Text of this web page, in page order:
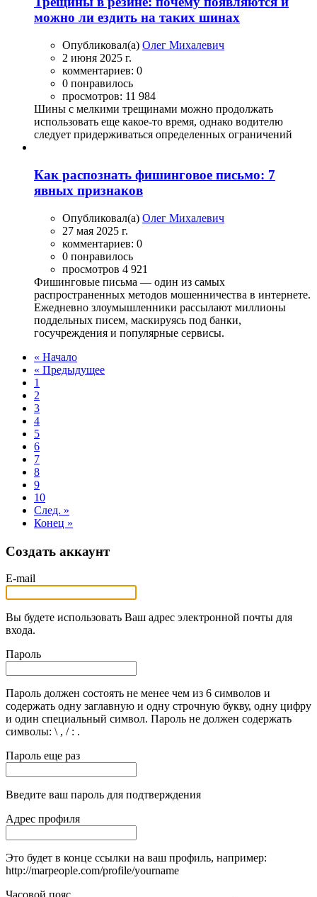
можно ли ездить на таких шинах
Опубликовал(а) Олег Михалевич
2 июня 2025 г.
комментариев: 0
0 понравилось
просмотров: 11 984
Шины с мелкими трещинами можно продолжать
использовать еще какое-то время, однако водителю
следует придерживаться определенных ограничений
Как распознать фишинговое письмо: 7
явных признаков
Опубликовал(а) Олег Михалевич
27 мая 2025 г.
комментариев: 0
0 понравилось
просмотров 4 921
Фишинговые письма — один из самых
распространенных методов мошенничества в интернете.
Ежедневно злоумышленники рассылают миллионы
поддельных писем, маскируясь под банки,
госучреждения и популярные сервисы.
« Начало
« Предыдущее
1
2
3
4
5
6
7
8
9
10
След. »
Конец »
Создать аккаунт
E-mail
Вы будете использовать Ваш адрес электронной почты для
входа.
Пароль
Пароль должен состоять не менее чем из 6 символов и
содержать одну заглавную и одну строчную букву, одну цифру
и один специальный символ. Пароль не должен содержать
символы: \ , / : .
Пароль еще раз
Введите ваш пароль для подтверждения
Адрес профиля
Это будет в конце ссылки на ваш профиль, например:
http://marpeople.com/profile/yourname